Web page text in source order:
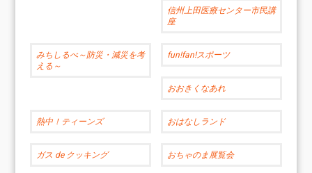
信州上田医療センター市民講
座
みちしるべ～防災・減災を考
える～
fun!fan!スポーツ
おおきくなあれ
熱中！ティーンズ おはなしランド
ガス de クッキング おちゃのま展覧会